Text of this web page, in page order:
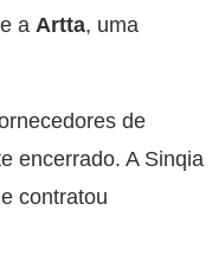
e a Artta, uma
de
encerrado. A Sinqia
contratou